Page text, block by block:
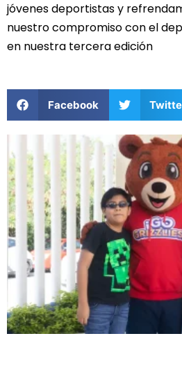
jóvenes deportistas y
nuestro compromiso con el
en nuestra tercera edición
Facebook